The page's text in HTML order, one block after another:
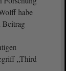
habe
Beitrag
„Third